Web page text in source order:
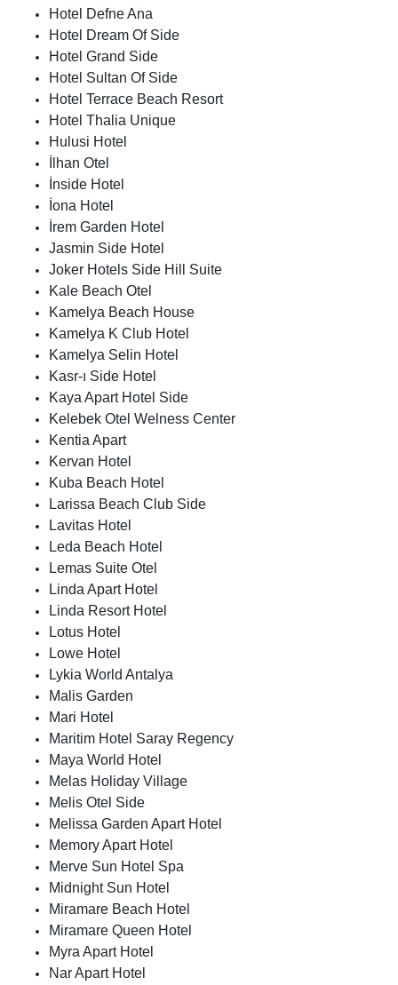
Hotel Defne Ana
Hotel Dream Of Side
Hotel Grand Side
Hotel Sultan Of Side
Hotel Terrace Beach Resort
Hotel Thalia Unique
Hulusi Hotel
İlhan Otel
İnside Hotel
İona Hotel
İrem Garden Hotel
Jasmin Side Hotel
Joker Hotels Side Hill Suite
Kale Beach Otel
Kamelya Beach House
Kamelya K Club Hotel
Kamelya Selin Hotel
Kasr-ı Side Hotel
Kaya Apart Hotel Side
Kelebek Otel Welness Center
Kentia Apart
Kervan Hotel
Kuba Beach Hotel
Larissa Beach Club Side
Lavitas Hotel
Leda Beach Hotel
Lemas Suite Otel
Linda Apart Hotel
Linda Resort Hotel
Lotus Hotel
Lowe Hotel
Lykia World Antalya
Malis Garden
Mari Hotel
Maritim Hotel Saray Regency
Maya World Hotel
Melas Holiday Village
Melis Otel Side
Melissa Garden Apart Hotel
Memory Apart Hotel
Merve Sun Hotel Spa
Midnight Sun Hotel
Miramare Beach Hotel
Miramare Queen Hotel
Myra Apart Hotel
Nar Apart Hotel